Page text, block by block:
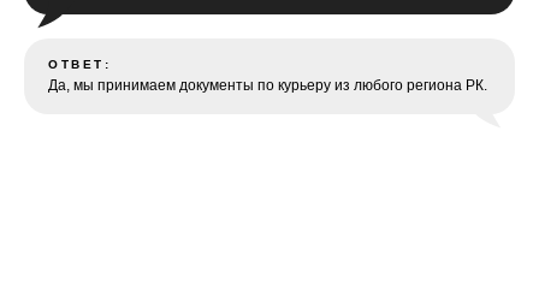
ОТВЕТ:
Да, мы принимаем документы по курьеру из любого региона РК.